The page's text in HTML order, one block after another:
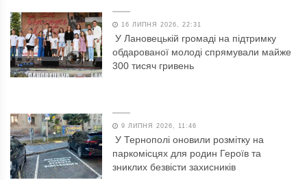
16 ЛИПНЯ 2026, 22:31
У Лановецькій громаді на підтримку
обдарованої молоді спрямували майже
300 тисяч гривень
9 ЛИПНЯ 2026, 11:46
У Тернополі оновили розмітку на
паркомісцях для родин Героїв та
зниклих безвісти захисників